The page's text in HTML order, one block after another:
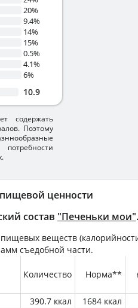
ценности
состав "Печеньки мои".
веществ
съедобной части.
Количество Норма**
390.7 ккал 1684 ккал
20%
9.4%
14%
15%
0.5%
4.1%
6%
10.9
содержать
Поэтому